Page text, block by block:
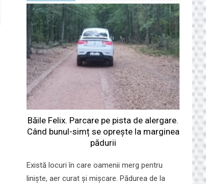
Băile Felix. Parcare pe pista de alergare.
Când bunul-simț se oprește la marginea
pădurii
Există locuri în care oamenii merg pentru
liniște, aer curat și mișcare. Pădurea de la